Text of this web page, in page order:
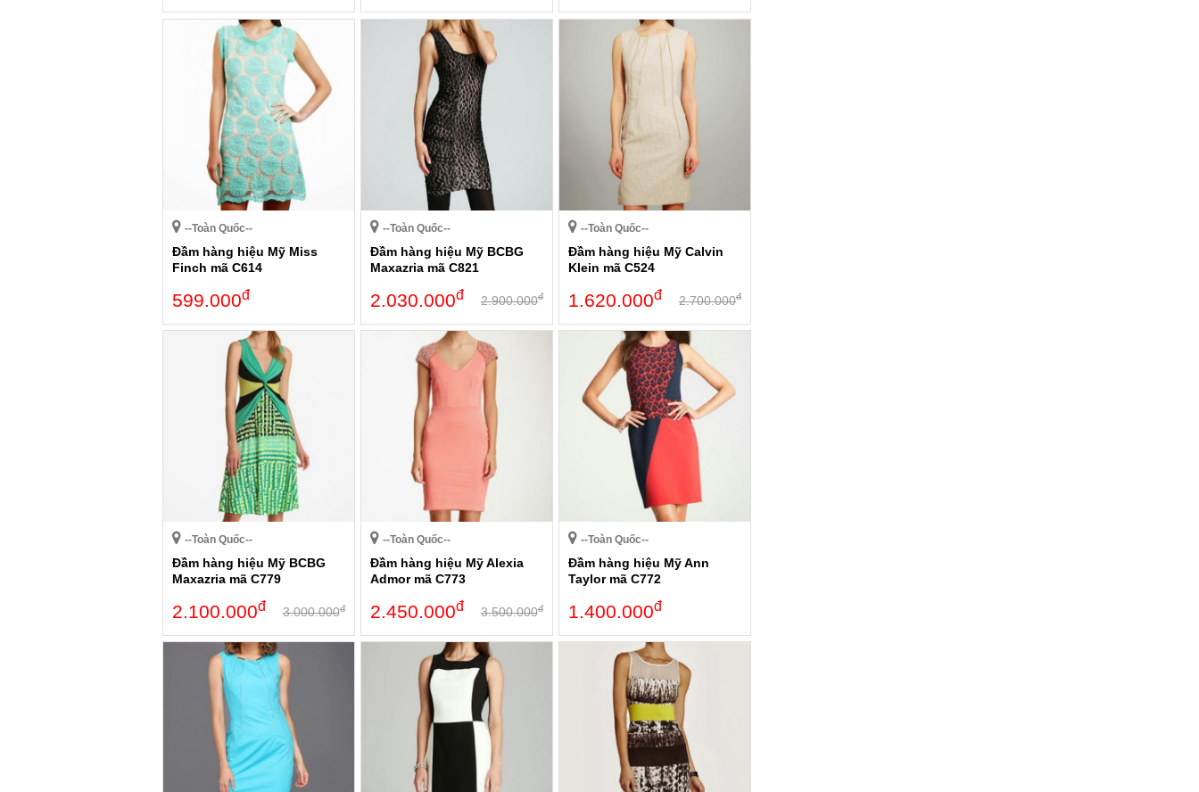
--Toàn Quốc--
Đầm hàng hiệu Mỹ Miss
Finch mã C614
599.000đ
--Toàn Quốc--
Đầm hàng hiệu Mỹ BCBG
Maxazria mã C821
2.030.000đ 2.900.000đ
--Toàn Quốc--
Đầm hàng hiệu Mỹ Calvin
Klein mã C524
1.620.000đ 2.700.000đ
--Toàn Quốc--
Đầm hàng hiệu Mỹ BCBG
Maxazria mã C779
2.100.000đ 3.000.000đ
--Toàn Quốc--
Đầm hàng hiệu Mỹ Alexia
Admor mã C773
2.450.000đ 3.500.000đ
--Toàn Quốc--
Đầm hàng hiệu Mỹ Ann
Taylor mã C772
1.400.000đ